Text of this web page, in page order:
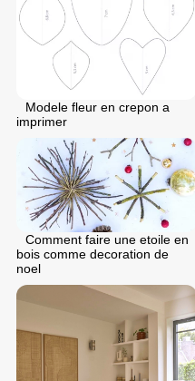
Modele fleur en crepon a
imprimer
Comment faire une etoile en
bois comme decoration de
noel